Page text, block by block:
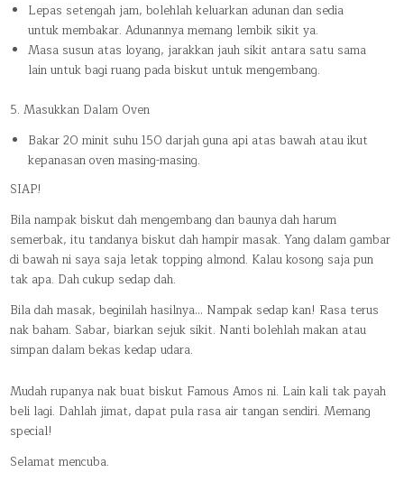
Lepas setengah jam, bolehlah keluarkan adunan dan sedia
untuk membakar. Adunannya memang lembik sikit ya.
Masa susun atas loyang, jarakkan jauh sikit antara satu sama
lain untuk bagi ruang pada biskut untuk mengembang.
5. Masukkan Dalam Oven
Bakar 20 minit suhu 150 darjah guna api atas bawah atau ikut
kepanasan oven masing-masing.
SIAP!
Bila nampak biskut dah mengembang dan baunya dah harum
semerbak, itu tandanya biskut dah hampir masak. Yang dalam gambar
di bawah ni saya saja letak topping almond. Kalau kosong saja pun
tak apa. Dah cukup sedap dah.
Bila dah masak, beginilah hasilnya… Nampak sedap kan! Rasa terus
nak baham. Sabar, biarkan sejuk sikit. Nanti bolehlah makan atau
simpan dalam bekas kedap udara.
Mudah rupanya nak buat biskut Famous Amos ni. Lain kali tak payah
beli lagi. Dahlah jimat, dapat pula rasa air tangan sendiri. Memang
special!
Selamat mencuba.